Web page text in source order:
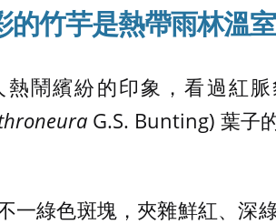
的竹芋是熱帶雨林溫
熱鬧繽紛的印象，看過紅
G.S. Bunting) 葉子
一綠色斑塊，夾雜鮮紅、深